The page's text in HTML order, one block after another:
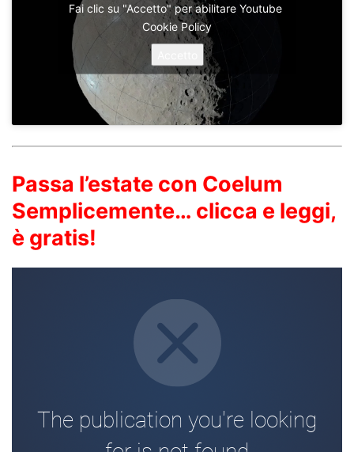
Fai clic su "Accetto" per abilitare Youtube
Cookie Policy
Passa l’estate con Coelum
Semplicemente… clicca e leggi,
è gratis!